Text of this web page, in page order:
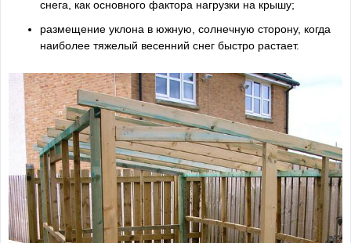
снега, как основного фактора нагрузки на крышу;
размещение уклона в южную, солнечную сторону, когда
наиболее тяжелый весенний снег быстро растает.